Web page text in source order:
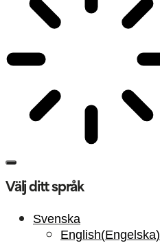
Välj ditt språk
Svenska
English(Engelska)